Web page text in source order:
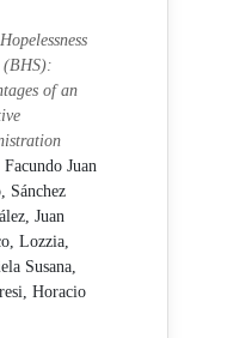
(BHS):
of an
Juan
Sánchez
Juan
Lozzia,
Susana,
Horacio